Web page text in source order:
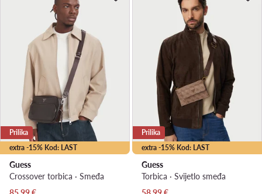
extra -15% Kod: LAST
Prilika
Guess
Crossover torbica · Smeđa
extra -15% Kod: LAST
Prilika
Guess
Torbica · Svijetlo smeđa